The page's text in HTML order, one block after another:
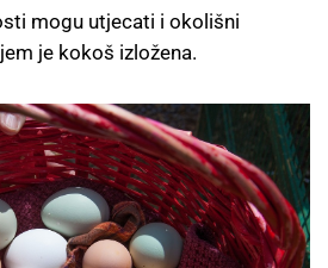
mogu utjecati i okolišni
je kokoš izložena.